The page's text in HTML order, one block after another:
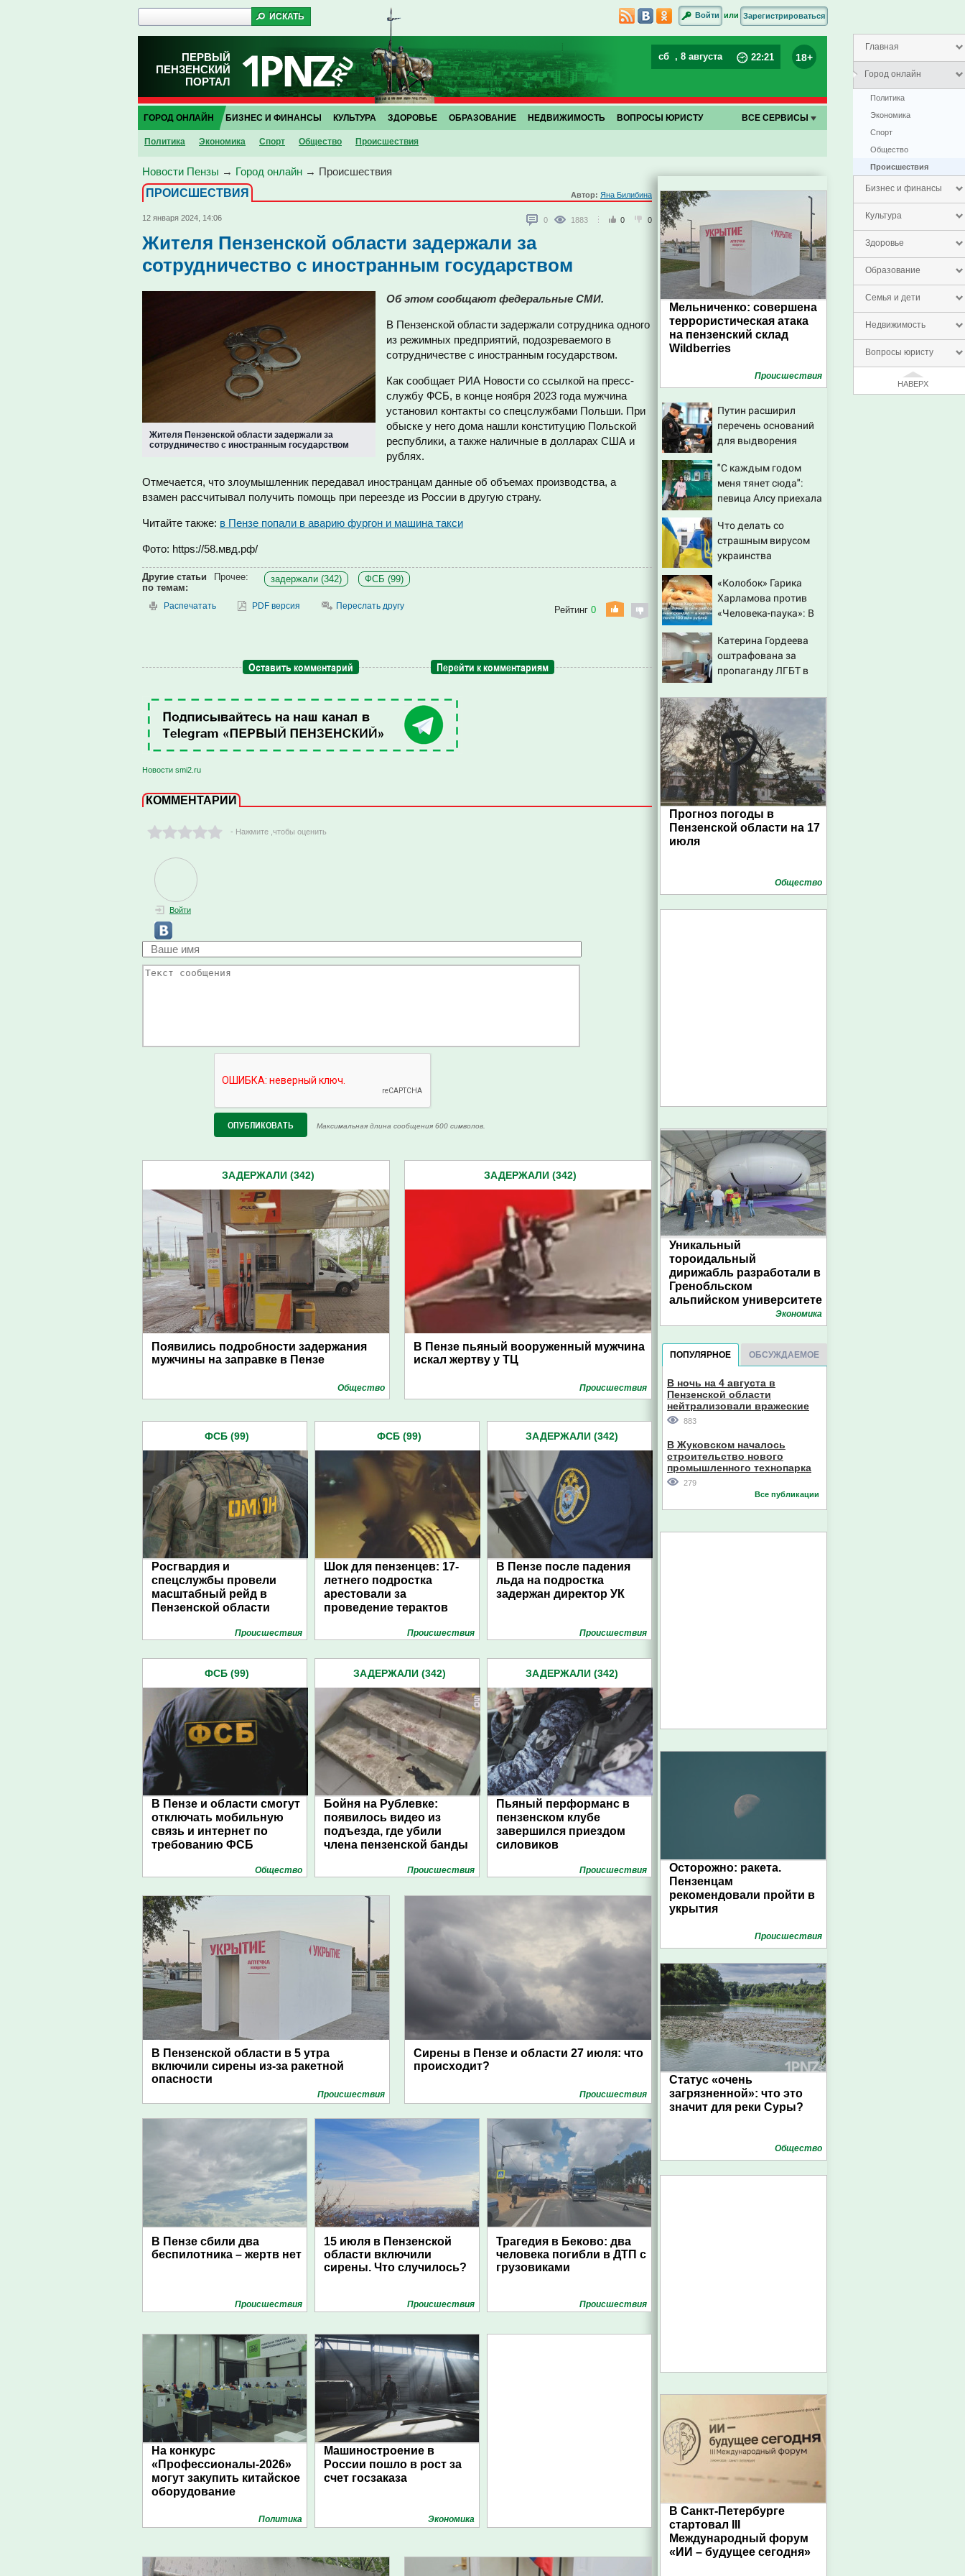
Главная
Город онлайн
Политика
Экономика
Спорт
Общество
Проиcшествия
Бизнес и финансы
Культура
Здоровье
Образование
Семья и дети
Недвижимость
Вопросы юристу
НАВЕРХ
Войти или Зарегистрироваться
ПЕРВЫЙ
ПЕНЗЕНСКИЙ
ПОРТАЛ
сб , 8 августа 22:21 18+
ГОРОД ОНЛАЙН
Политика Экономика Спорт Общество Проиcшествия
БИЗНЕС И ФИНАНСЫ КУЛЬТУРА ЗДОРОВЬЕ ОБРАЗОВАНИЕ НЕДВИЖИМОСТЬ ВОПРОСЫ ЮРИСТУ ВСЕ СЕРВИСЫ
Новости Пензы → Город онлайн → Проиcшествия
ПРОИCШЕСТВИЯ
Автор: Яна Билибина
12 января 2024, 14:06 0 1883 0 0
Жителя Пензенской области задержали за
сотрудничество с иностранным государством
Жителя Пензенской области задержали за
сотрудничество с иностранным государством
Об этом сообщают федеральные СМИ.
В Пензенской области задержали сотрудника одного
из режимных предприятий, подозреваемого в
сотрудничестве с иностранным государством.
Как сообщает РИА Новости со ссылкой на пресс-
службу ФСБ, в конце ноября 2023 года мужчина
установил контакты со спецслужбами Польши. При
обыске у него дома нашли конституцию Польской
республики, а также наличные в долларах США и
рублях.
Отмечается, что злоумышленник передавал иностранцам данные об объемах производства, а
взамен рассчитывал получить помощь при переезде из России в другую страну.
Читайте также: в Пензе попали в аварию фургон и машина такси
Фото: https://58.мвд.рф/
Другие статьи
по темам:
Прочее: задержали (342) ФСБ (99)
Распечатать PDF версия Переслать другу Рейтинг 0
Оставить комментарий Перейти к комментариям
Новости smi2.ru
КОММЕНТАРИИ
- Нажмите ,чтобы оценить
Войти
Максимальная длина сообщения 600 символов.
ЗАДЕРЖАЛИ (342)
Появились подробности задержания
мужчины на заправке в Пензе
Общество
ЗАДЕРЖАЛИ (342)
В Пензе пьяный вооруженный мужчина
искал жертву у ТЦ
Проиcшествия
ФСБ (99)
Росгвардия и
спецслужбы провели
масштабный рейд в
Пензенской области
Проиcшествия
ФСБ (99)
Шок для пензенцев: 17-
летнего подростка
арестовали за
проведение терактов
Проиcшествия
ЗАДЕРЖАЛИ (342)
В Пензе после падения
льда на подростка
задержан директор УК
Проиcшествия
ФСБ (99)
В Пензе и области смогут
отключать мобильную
связь и интернет по
требованию ФСБ
Общество
ЗАДЕРЖАЛИ (342)
Бойня на Рублевке:
появилось видео из
подъезда, где убили
члена пензенской банды
Проиcшествия
ЗАДЕРЖАЛИ (342)
Пьяный перформанс в
пензенском клубе
завершился приездом
силовиков
Проиcшествия
В Пензенской области в 5 утра
включили сирены из-за ракетной
опасности
Проиcшествия
Сирены в Пензе и области 27 июля: что
происходит?
Проиcшествия
В Пензе сбили два
беспилотника – жертв нет
Проиcшествия
15 июля в Пензенской
области включили
сирены. Что случилось?
Проиcшествия
Трагедия в Беково: два
человека погибли в ДТП с
грузовиками
Проиcшествия
На конкурс
«Профессионалы-2026»
могут закупить китайское
оборудование
Политика
Машиностроение в
России пошло в рост за
счет госзаказа
Экономика
Мельниченко: совершена
террористическая атака
на пензенский склад
Wildberries
Проиcшествия
Путин расширил
перечень оснований
для выдворения
"С каждым годом
меня тянет сюда":
певица Алсу приехала
где прошло ее детство
07/08/2026 – Новости
Что делать со
страшным вирусом
украинства
«Колобок» Гарика
Харламова против
«Человека-паука»: В
грандиозный скандал
— а картина уже
собрала почти 100
Катерина Гордеева
оштрафована за
пропаганду ЛГБТ в
на Вести.ru
Прогноз погоды в
Пензенской области на 17
июля
Общество
Уникальный
тороидальный
дирижабль разработали в
Гренобльском
альпийском университете
Экономика
ПОПУЛЯРНОЕ ОБСУЖДАЕМОЕ
В ночь на 4 августа в
Пензенской области
нейтрализовали вражеские
дроны
883
В Жуковском началось
строительство нового
промышленного технопарка
279
Все публикации
Осторожно: ракета.
Пензенцам
рекомендовали пройти в
укрытия
Проиcшествия
Статус «очень
загрязненной»: что это
значит для реки Суры?
Общество
В Санкт-Петербурге
стартовал III
Международный форум
«ИИ – будущее сегодня»